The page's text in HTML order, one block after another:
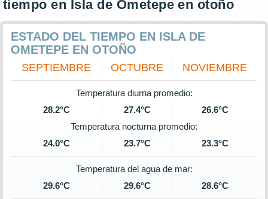
tiempo en Isla de Ometepe en otoño
ESTADO DEL TIEMPO EN ISLA DE
OMETEPE EN OTOÑO
SEPTIEMBRE OCTUBRE NOVIEMBRE
Temperatura diurna promedio:
28.2°C
27.4°C
26.6°C
Temperatura nocturna promedio:
24.0°C
23.7°C 23.3°C
Temperatura del agua de mar:
29.6°C
29.6°C 28.6°C